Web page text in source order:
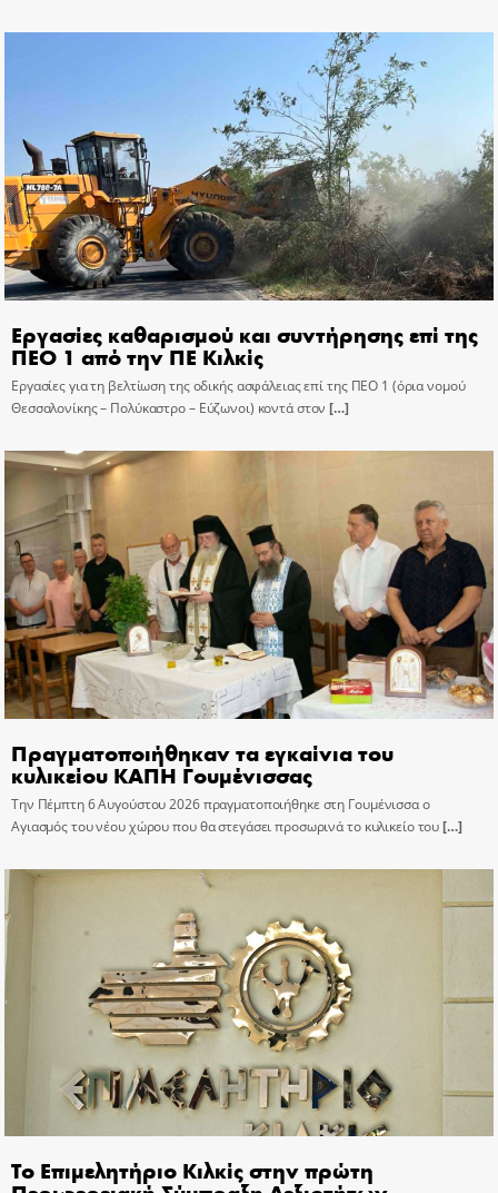
Εργασίες καθαρισμού και συντήρησης επί της
ΠΕΟ 1 από την ΠΕ Κιλκίς
Εργασίες για τη βελτίωση της οδικής ασφάλειας επί της ΠΕΟ 1 (όρια νομού
Θεσσαλονίκης – Πολύκαστρο – Εύζωνοι) κοντά στον […]
Πραγματοποιήθηκαν τα εγκαίνια του
κυλικείου ΚΑΠΗ Γουμένισσας
Την Πέμπτη 6 Αυγούστου 2026 πραγματοποιήθηκε στη Γουμένισσα ο
Αγιασμός του νέου χώρου που θα στεγάσει προσωρινά το κυλικείο του[…]
Το Επιμελητήριο Κιλκίς στην πρώτη